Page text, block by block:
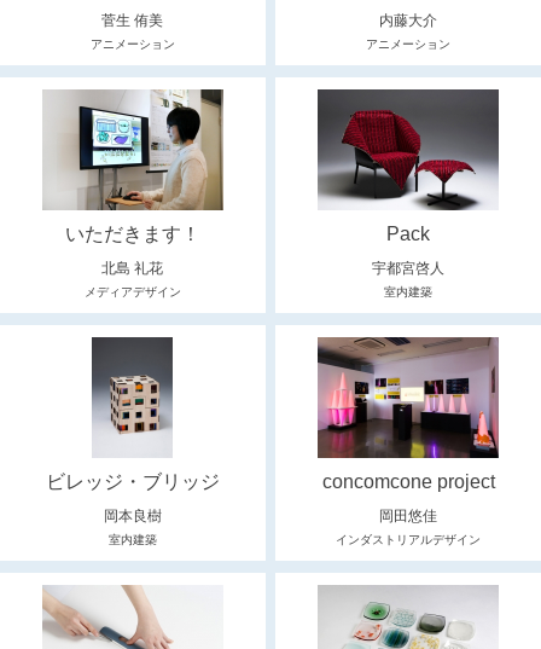
菅生 侑美
アニメーション
内藤大介
アニメーション
いただきます！
北島 礼花
メディアデザイン
Pack
宇都宮啓人
室内建築
ビレッジ・ブリッジ
岡本良樹
室内建築
concomcone project
岡田悠佳
インダストリアルデザイン